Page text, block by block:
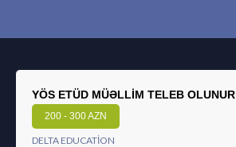
YÖS ETÜD MÜƏLLIM TELEB OLUNUR
200 - 300 AZN
DELTA EDUCATION